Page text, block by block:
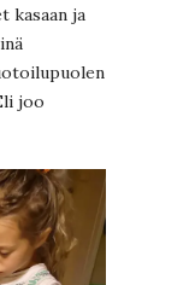
kasaan ja
joo